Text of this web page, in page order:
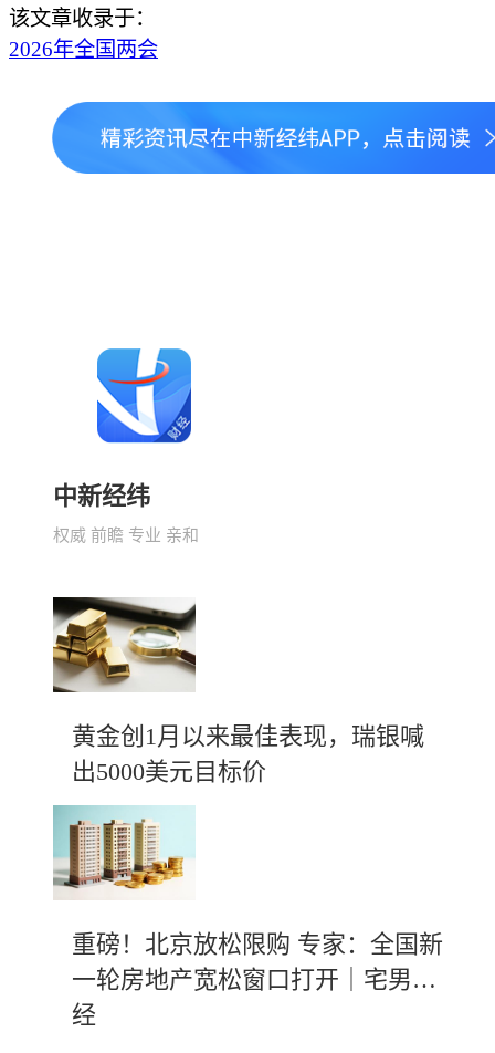
该文章收录于：
2026年全国两会
中新经纬
权威 前瞻 专业 亲和
黄金创1月以来最佳表现，瑞银喊
出5000美元目标价
重磅！北京放松限购 专家：全国新
一轮房地产宽松窗口打开｜宅男财
经